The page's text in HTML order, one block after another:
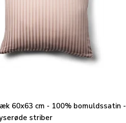
60x63 cm - 100% bomuldssatin -
striber